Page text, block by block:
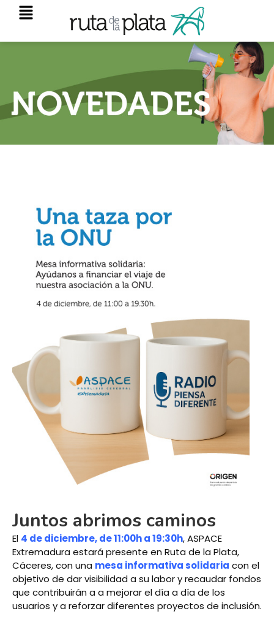
Juntos abrimos caminos
El 4 de diciembre, de 11:00h a 19:30h, ASPACE
Extremadura estará presente en Ruta de la Plata,
Cáceres, con una mesa informativa solidaria con el
objetivo de dar visibilidad a su labor y recaudar fondos
que contribuirán a a mejorar el día a día de los
usuarios y a reforzar diferentes proyectos de inclusión.